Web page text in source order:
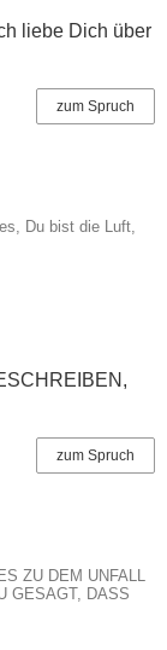
zum Spruch
Du bist die Luft,
zum Spruch
ZU DEM UNFALL
GESAGT, DASS